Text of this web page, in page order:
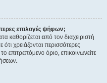
επιλογές ψήφων;
καθορίζεται από τον διαχειριστή
χρειάζονται περισσότερες
επιτρεπόμενο όριο, επικοινωνείτε